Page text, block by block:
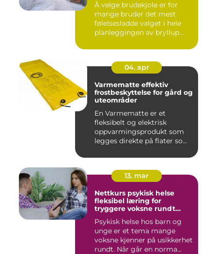
Å velge brudekjole er for
mange bruder det mest
følelsesladde valget i hele
planleggingen av bryllup...
04. apr
Varmematte effektiv
frostbeskyttelse for gård og
uteområder
En Varmematte er et
fleksibelt og elektrisk
oppvarmingsprodukt som
legges direkte på flater som
13. mar
Nettkurs psykisk helse
fleksibel læring for
tryggere voksne rundt
Psykisk helse hos barn og
unge er et tema mange
voksne kjenner på usikkerhet
rundt. Når går en norma...